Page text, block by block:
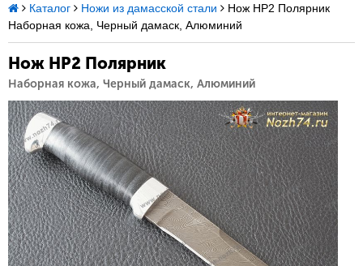
Каталог Ножи из дамасской стали
Нож НР2 Полярник
Наборная кожа, Черный дамаск, Алюминий
Нож НР2 Полярник
Наборная кожа, Черный дамаск, Алюминий